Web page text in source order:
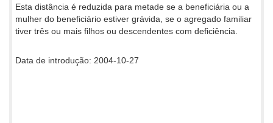
Esta distância é reduzida para metade se a beneficiária ou a
mulher do beneficiário estiver grávida, se o agregado familiar
tiver três ou mais filhos ou descendentes com deficiência.
Data de introdução: 2004-10-27